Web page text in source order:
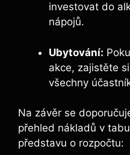
investovat do
nápojů.
Ubytování:
akce, zajistěte
všechny
Na závěr se
přehled nákladů v
představu o rozpočtu: